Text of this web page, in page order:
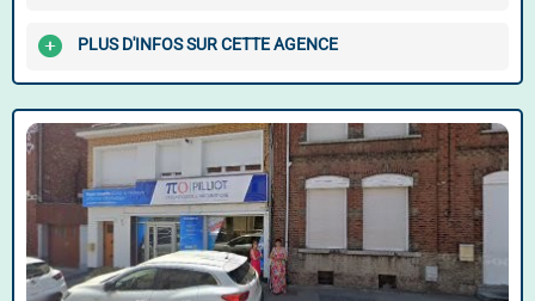
PLUS D'INFOS SUR CETTE AGENCE